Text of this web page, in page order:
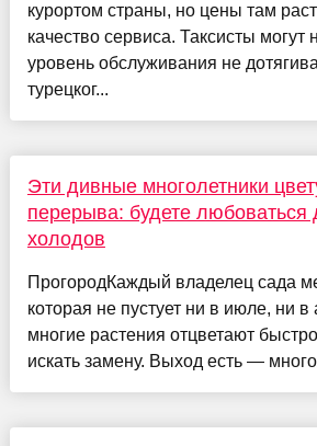
курортом страны, но цены там
качество сервиса. Таксисты могут
уровень обслуживания не
турецког...
Эти дивные многолетники
перерыва: будете любоваться
холодов
ПрогородКаждый владелец сада
которая не пустует ни в июле, ни в
многие растения отцветают
искать замену. Выход есть —